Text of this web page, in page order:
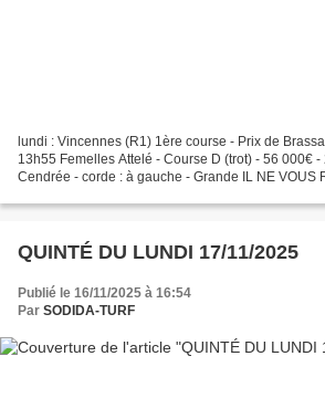
lundi : Vincennes (R1) 1ère course - Prix de
13h55 Femelles Attelé - Course D (trot) - 56 000€
Cendrée - corde : à gauche - Grande IL NE VOUS
QUINTÉ DU LUNDI 17/11/2025
Publié le 16/11/2025 à 16:54
Par SODIDA-TURF